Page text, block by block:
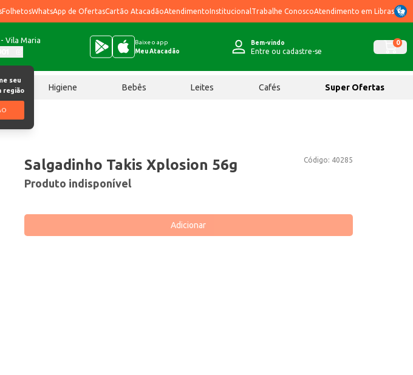
FolhetosWhatsApp de OfertasCartão AtacadãoAtendimentoInstitucional Trabalhe ConoscoAtendimento em Libras
Vila Maria
seu
região
Baixe o app
Meu Atacadão
Bem-vindo
Entre ou cadastre-se
0
Higiene Bebês Leites Cafés Super Ofertas
Código: 40285
Salgadinho Takis Xplosion 56g
Produto indisponível
Adicionar